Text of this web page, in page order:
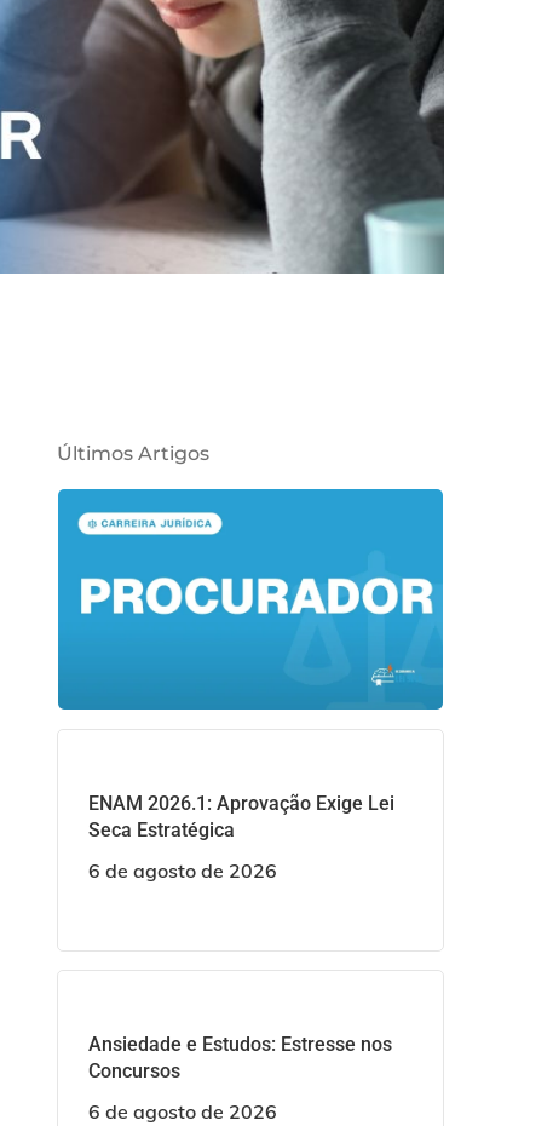
Últimos Artigos
ENAM 2026.1: Aprovação Exige Lei
Seca Estratégica
6 de agosto de 2026
Ansiedade e Estudos: Estresse nos
Concursos
6 de agosto de 2026